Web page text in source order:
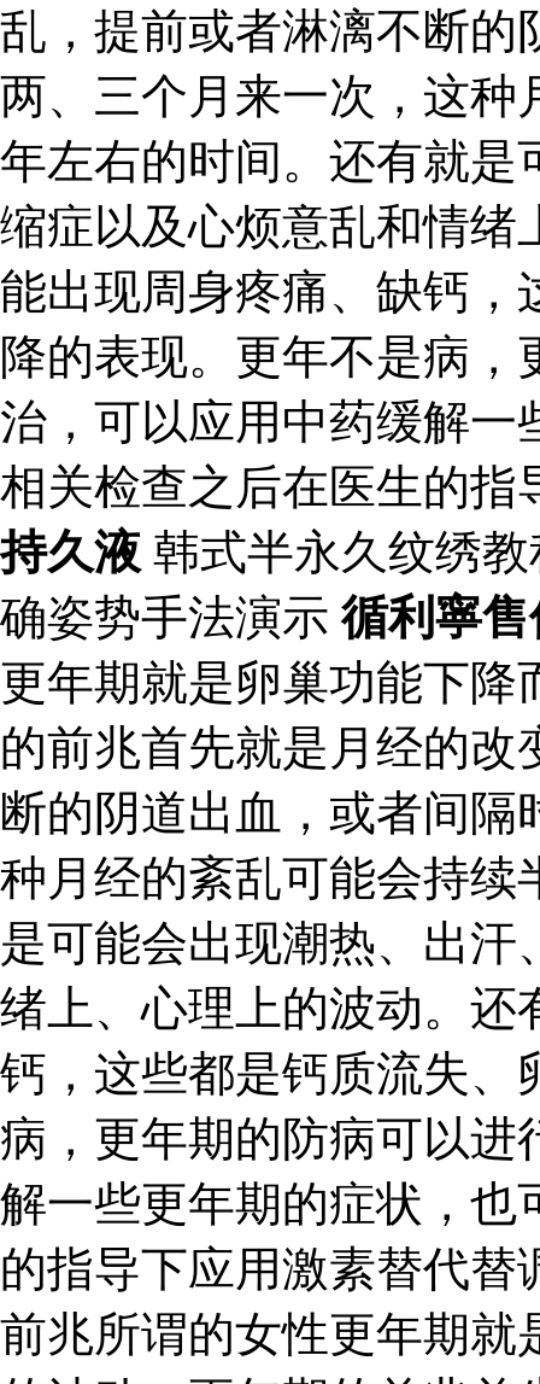
乱，提前或者淋漓不断的
两、三个月来一次，这种
年左右的时间。还有就是
缩症以及心烦意乱和情绪
能出现周身疼痛、缺钙，
降的表现。更年不是病
治，可以应用中药缓解一
相关检查之后在医生的指
持久液 韩式半永久纹绣
确姿势手法演示循利寧售
更年期就是卵巢功能下降
的前兆首先就是月经的
断的阴道出血，或者间
种月经的紊乱可能会持续
是可能会出现潮热、出
绪上、心理上的波动。还
钙，这些都是钙质流失、
病，更年期的防病可以进
解一些更年期的症状，也
的指导下应用激素替代替
前兆所谓的女性更年期就